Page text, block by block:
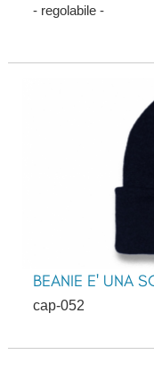
- regolabile -
BEANIE E' UNA
cap-052